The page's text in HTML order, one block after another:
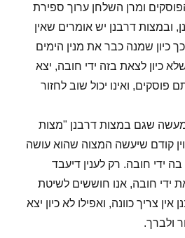
ומרן השלחן ערוך ספירת
ובמצות דרבנן יש אומרים שאין
כיון שמנה כבר את מנין הימים
כיון לצאת בזה ידי חובה, יצא
פוסקים, ואינו יכול שוב לחזור
שגם במצות דרבנן "מצות
קודם שיעשה המצוה שהוא עושה
ידי חובה. רק לענין דיעבד
ידי חובה, אנו חוששים לשיטת
צריך כוונה, ואפילו לא כיון יצא
ולברך.